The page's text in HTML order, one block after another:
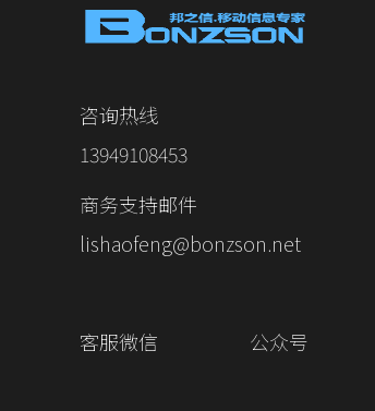
咨询热线
13949108453
商务支持邮件
lishaofeng@bonzson.net
客服微信 公众号